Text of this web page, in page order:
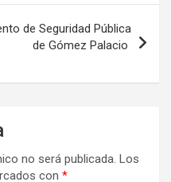
de Seguridad Pública
de Gómez Palacio
no será publicada. Los
con *